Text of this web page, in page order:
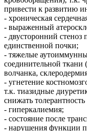
привести к развитию
- хроническая
- выраженный
- двусторонний стеноз
единственной почки;
- тяжелые
соединительной ткани
волчанка,
- угнетение
т.к. тиазидные
снижать толерантность
- гиперкалиемия;
- состояние после
- нарушения функции